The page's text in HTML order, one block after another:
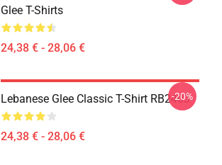
Glee T-Shirts
24,38 € - 28,06 €
Lebanese Glee Classic T-Shirt RB2403
24,38 € - 28,06 €
-20%